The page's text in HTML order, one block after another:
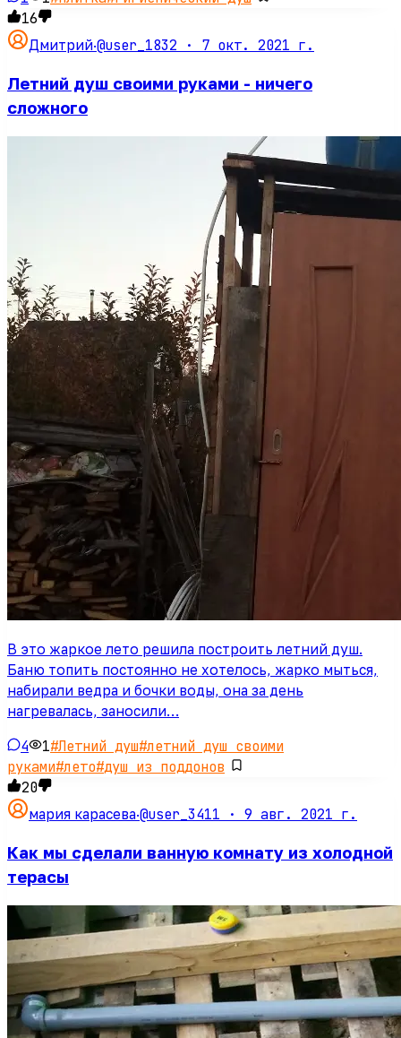
16
Дмитрий·@user_1832 · 7 окт. 2021 г.
Летний душ своими руками - ничего
сложного
В это жаркое лето решила построить летний душ.
Баню топить постоянно не хотелось, жарко мыться,
набирали ведра и бочки воды, она за день
нагревалась, заносили…
4 1#Летний душ#летний душ своими
руками#лето#душ из поддонов
20
мария карасева·@user_3411 · 9 авг. 2021 г.
Как мы сделали ванную комнату из холодной
терасы